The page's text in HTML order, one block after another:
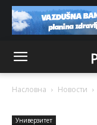
Насловна Новости
Унивeрзитeт